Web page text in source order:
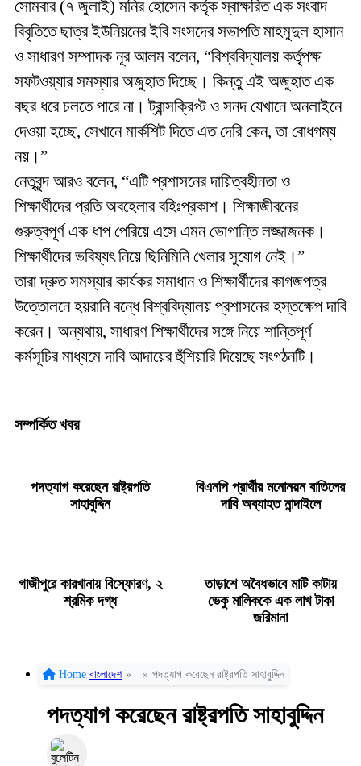
সোমবার (৭ জুলাই) মনির হোসেন কর্তৃক স্বাক্ষরিত এক সংবাদ
বিবৃতিতে ছাত্র ইউনিয়নের ইবি সংসদের সভাপতি মাহমুদুল হাসান
ও সাধারণ সম্পাদক নূর আলম বলেন, “বিশ্ববিদ্যালয় কর্তৃপক্ষ
সফটওয়্যার সমস্যার অজুহাত দিচ্ছে। কিন্তু এই অজুহাত এক
বছর ধরে চলতে পারে না। ট্রান্সক্রিপ্ট ও সনদ যেখানে অনলাইনে
দেওয়া হচ্ছে, সেখানে মার্কশিট দিতে এত দেরি কেন, তা বোধগম্য
নয়।”
নেতৃবৃন্দ আরও বলেন, “এটি প্রশাসনের দায়িত্বহীনতা ও
শিক্ষার্থীদের প্রতি অবহেলার বহিঃপ্রকাশ। শিক্ষাজীবনের
গুরুত্বপূর্ণ এক ধাপ পেরিয়ে এসে এমন ভোগান্তি লজ্জাজনক।
শিক্ষার্থীদের ভবিষ্যৎ নিয়ে ছিনিমিনি খেলার সুযোগ নেই।”
তারা দ্রুত সমস্যার কার্যকর সমাধান ও শিক্ষার্থীদের কাগজপত্র
উত্তোলনে হয়রানি বন্ধে বিশ্ববিদ্যালয় প্রশাসনের হস্তক্ষেপ দাবি
করেন। অন্যথায়, সাধারণ শিক্ষার্থীদের সঙ্গে নিয়ে শান্তিপূর্ণ
কর্মসূচির মাধ্যমে দাবি আদায়ের হুঁশিয়ারি দিয়েছে সংগঠনটি।
সম্পর্কিত খবর
পদত্যাগ করেছেন রাষ্ট্রপতি
সাহাবুদ্দিন
বিএনপি প্রার্থীর মনোনয়ন বাতিলের
দাবি অব্যাহত নান্দাইলে
গাজীপুরে কারখানায় বিস্ফোরণ, ২
শ্রমিক দগ্ধ
তাড়াশে অবৈধভাবে মাটি কাটায়
ভেকু মালিককে এক লাখ টাকা
জরিমানা
Home বাংলাদেশ » » পদত্যাগ করেছেন রাষ্ট্রপতি সাহাবুদ্দিন
পদত্যাগ করেছেন রাষ্ট্রপতি সাহাবুদ্দিন